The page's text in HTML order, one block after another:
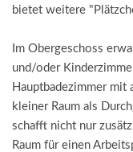
bietet weitere
Im Obergeschoss
und/oder
Hauptbadezimmer mit
kleiner Raum als
schafft nicht nur
Raum für einen